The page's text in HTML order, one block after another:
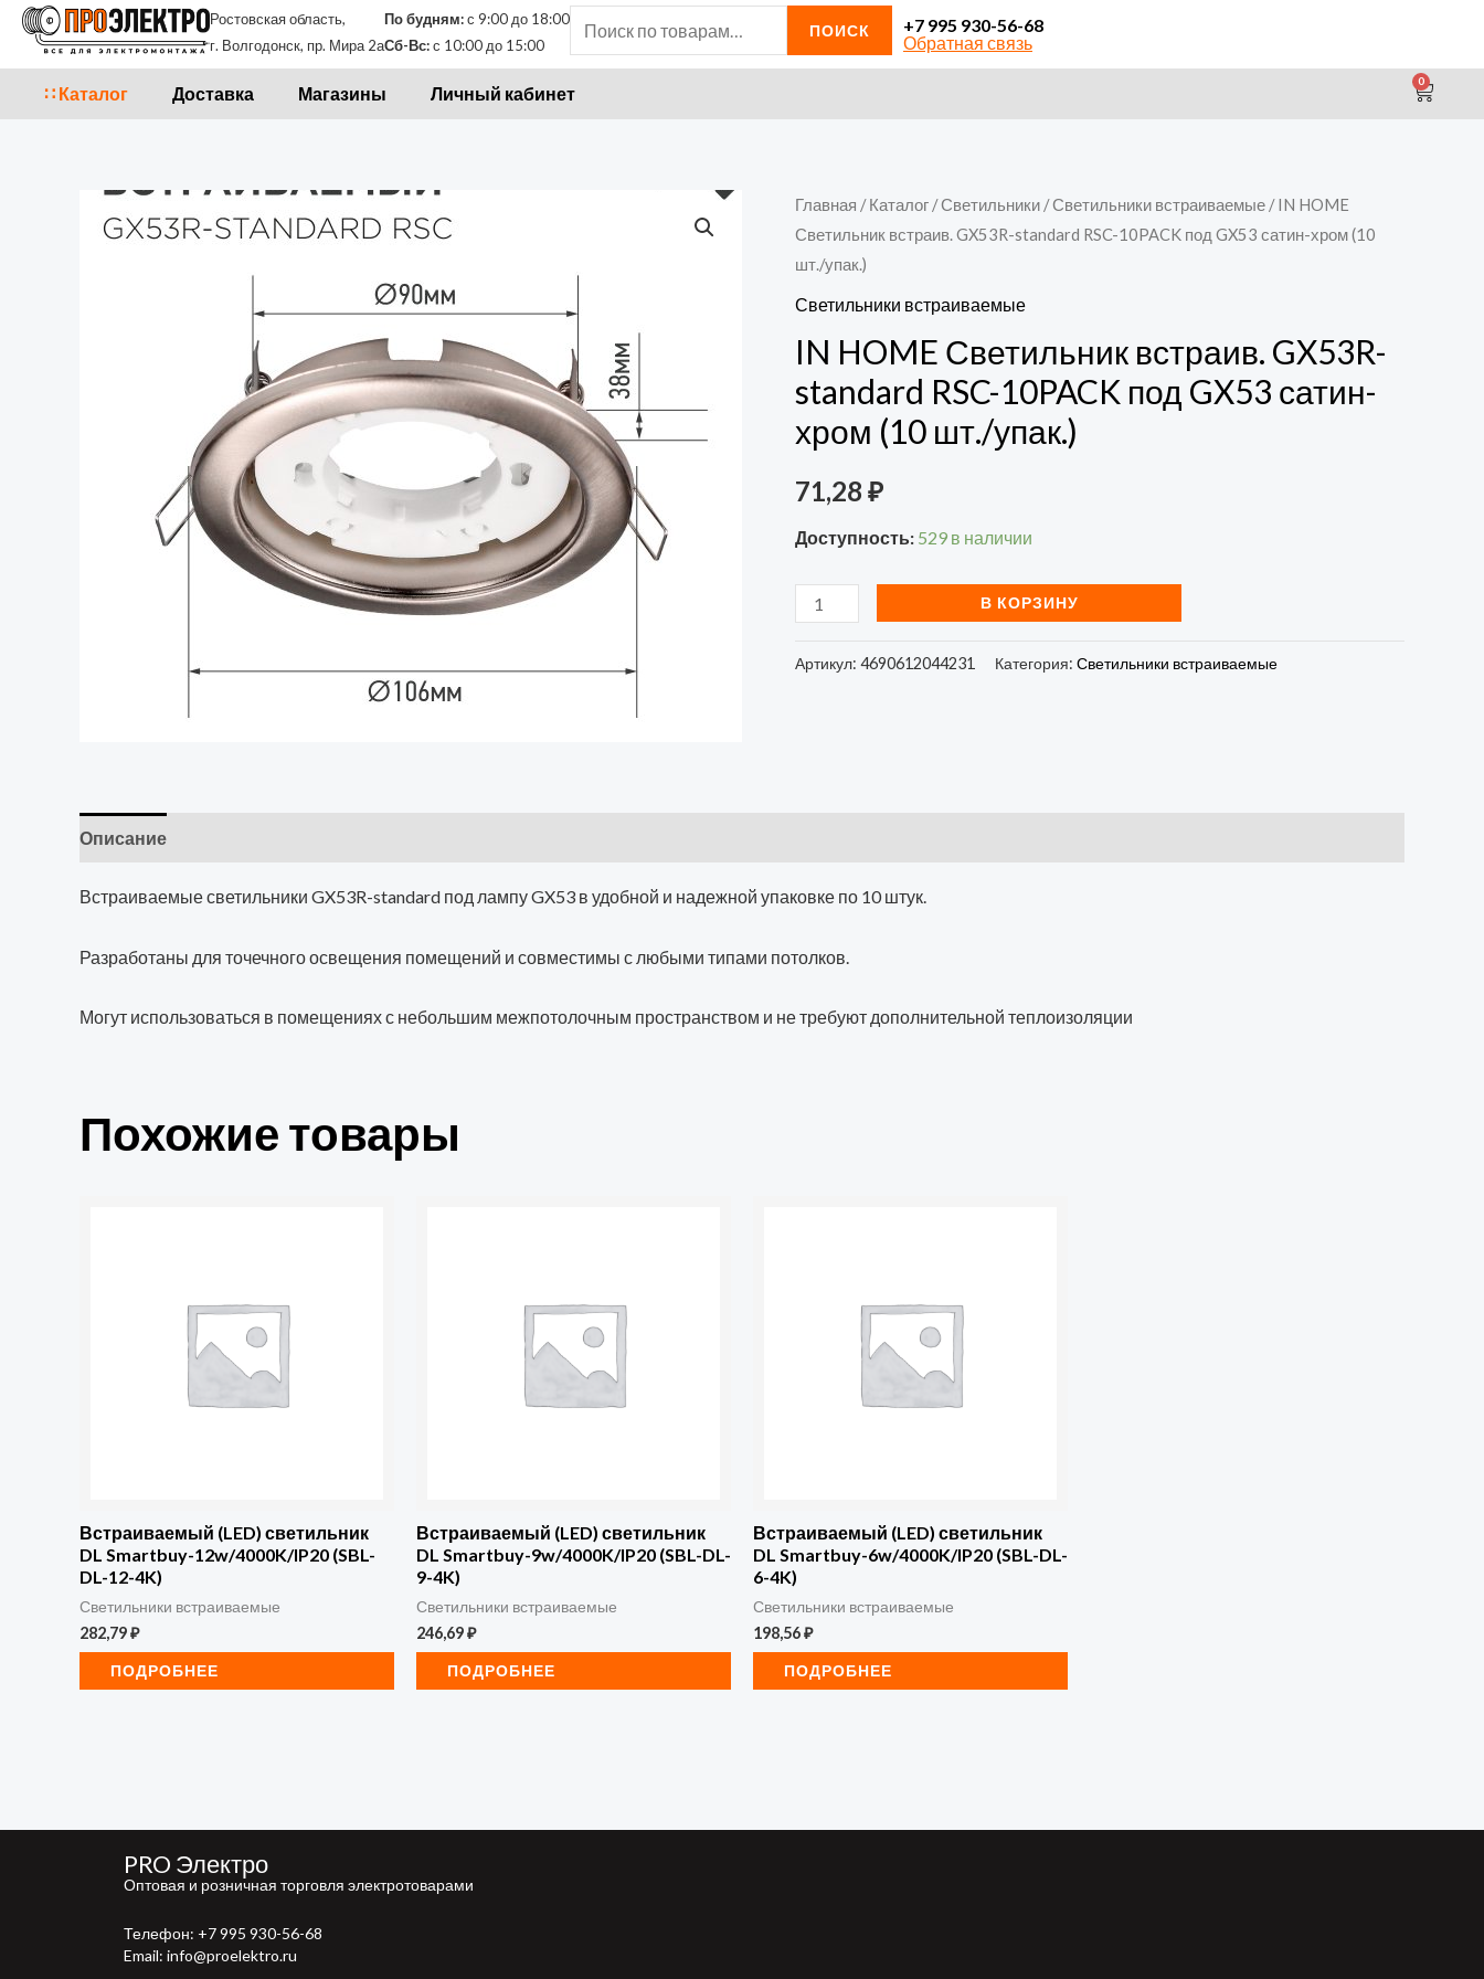
Перейти
Ростовская область,
г. Волгодонск, пр. Мира 2а
По будням:с 9:00 до 18:00
Сб-Вс:с 10:00 до 15:00
Искать: ПОИСК
+7 995 930-56-68
Обратная связь
∷ Каталог Доставка Магазины Личный кабинет
0
Главная /Каталог /Светильники /Светильники встраиваемые / IN HOME
Светильник встраив. GX53R-standard RSC-10PACK под GX53 сатин-хром (10
шт./упак.)
Светильники встраиваемые
IN HOME Светильник встраив. GX53R-
standard RSC-10PACK под GX53 сатин-
хром (10 шт./упак.)
71,28 ₽
Доступность: 529 в наличии
Количество
товара
IN
HOME
встраив.
GX53R-
standard
10PACK
сатин-
хром
(10
В КОРЗИНУ
Артикул: 4690612044231 Категория: Светильники встраиваемые
Описание
Встраиваемые светильники GX53R-standard под лампу GX53 в удобной и надежной упаковке по 10 штук.
Разработаны для точечного освещения помещений и совместимы с любыми типами потолков.
Могут использоваться в помещениях с небольшим межпотолочным пространством и не требуют дополнительной теплоизоляции
Похожие товары
Встраиваемый (LED) светильник
DL Smartbuy-12w/4000K/IP20 (SBL-
DL-12-4K)
Светильники встраиваемые
282,79₽
ПОДРОБНЕЕ
Встраиваемый (LED) светильник
DL Smartbuy-9w/4000K/IP20 (SBL-DL-
9-4K)
Светильники встраиваемые
246,69₽
ПОДРОБНЕЕ
Встраиваемый (LED) светильник
DL Smartbuy-6w/4000K/IP20 (SBL-DL-
6-4K)
Светильники встраиваемые
198,56₽
ПОДРОБНЕЕ
PRO Электро
Оптовая и розничная торговля электротоварами
Телефон: +7 995 930-56-68
Email: info@proelektro.ru